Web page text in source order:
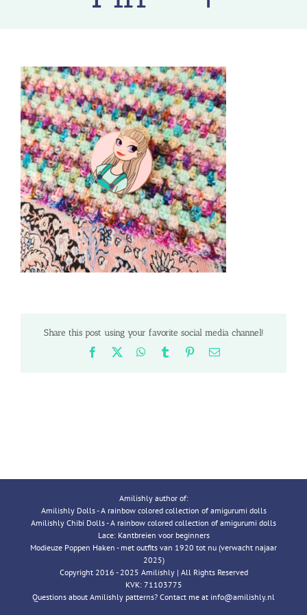
Share this post using your favorite social media channel!
Facebook WhatsApp
Tumblr PinterestEmail
Amilishly author of:
Amilishly Dolls - A rainbow colored collection of amigurumi dolls
Amilishly Chibi Dolls - A rainbow colored collection of amigurumi dolls
Lace: Kantbreien voor beginners
Modieuze Poppen Haken - met outfits van 1920 tot nu (verwacht najaar
2025)
Copyright 2016 - 2025 Amilishly | All Rights Reserved
KVK: 71103775
Questions about Amilishly patterns? Contact me at info@amilishly.nl